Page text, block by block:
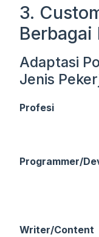
3.
Berbagai
Adaptasi
Jenis
Profesi
Programmer/
Writer/Content